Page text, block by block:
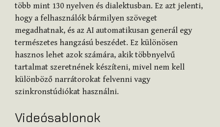
több mint 130 nyelven és dialektusban. Ez azt jelenti,
hogy a felhasználók bármilyen szöveget
megadhatnak, és az AI automatikusan generál egy
természetes hangzású beszédet. Ez különösen
hasznos lehet azok számára, akik többnyelvű
tartalmat szeretnének készíteni, mivel nem kell
különböző narrátorokat felvenni vagy
szinkronstúdiókat használni.
Videósablonok